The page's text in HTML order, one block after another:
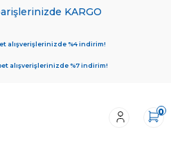
KARGO
alışverişlerinizde %4 indirim!
alışverişlerinizde %7 indirim!
0